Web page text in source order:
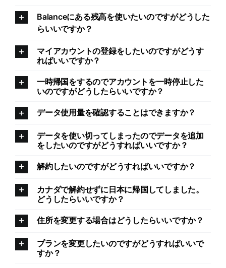
Balanceにある残高を使いたいのですがどうした
らいいですか？
マイアカウントの登録をしたいのですがどうす
ればいいですか？
一時帰国をするのでアカウントを一時停止した
いのですがどうしたらいいですか？
データ使用量を確認することはできますか？
データを使い切ってしまったのでデータを追加
をしたいのですがどうすればいいですか？
解約したいのですがどうすればいいですか？
カナダで解約せずに日本に帰国してしました。
どうしたらいいですか？
住所を変更する場合はどうしたらいいですか？
プランを変更したいのですがどうすればいいで
すか？